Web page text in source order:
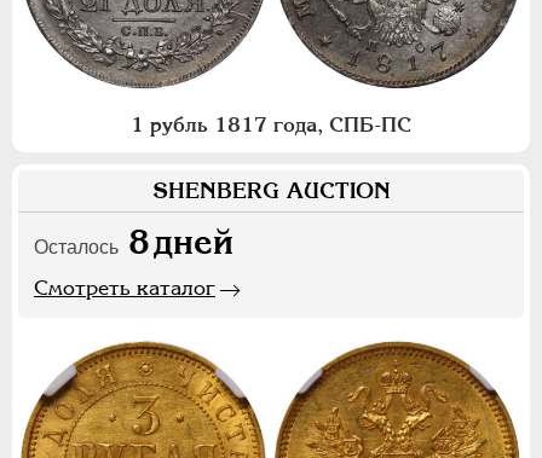
1 рубль 1817 года, СПБ-ПС
SHENBERG AUCTION
Осталось 8дней
Смотреть каталог